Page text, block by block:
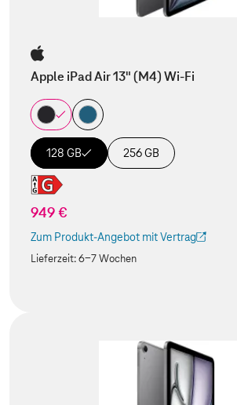
Apple iPad Air 13" (M4) Wi-Fi
128 GB 256 GB
949 €
Zum Produkt-Angebot mit Vertrag
(Der Link wird in einem neuen Tab geöffnet)
Lieferzeit:6-7 Wochen